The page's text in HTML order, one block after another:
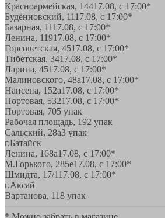
Красноармейская, 14417.08, с 17:00*
Будённовский, 1117.08, с 17:00*
Базарная, 1117.08, с 17:00*
Ленина, 11917.08, с 17:00*
Горсоветская, 4517.08, с 17:00*
Тибетская, 3417.08, с 17:00*
Ларина, 4517.08, с 17:00*
Малиновского, 48а17.08, с 17:00*
Нансена, 152а17.08, с 17:00*
Портовая, 53217.08, с 17:00*
Портовая, 705 упак
Рабочая площадь, 192 упак
Сальский, 28a3 упак
г.Батайск
Ленина, 168а17.08, с 17:00*
М.Горького, 285е17.08, с 17:00*
Шмидта, 17/117.08, с 17:00*
г.Аксай
Вартанова, 118 упак